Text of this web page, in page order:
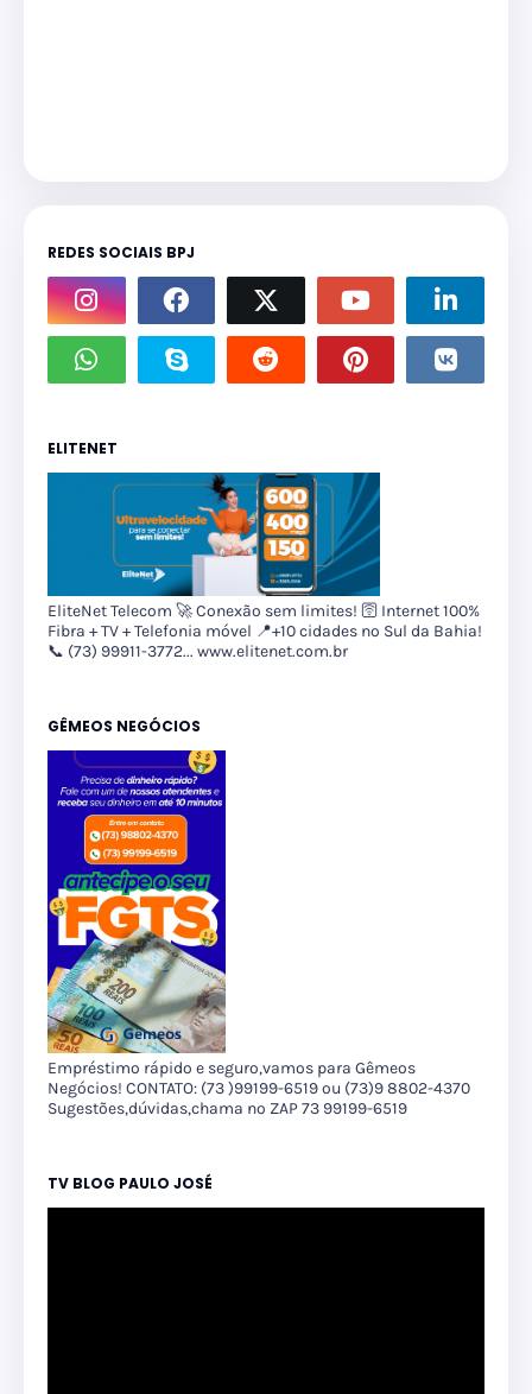
REDES SOCIAIS BPJ
ELITENET
EliteNet Telecom 🚀 Conexão sem limites! 🛜 Internet 100%
Fibra + TV + Telefonia móvel 📍+10 cidades no Sul da Bahia!
📞 (73) 99911-3772... www.elitenet.com.br
GÊMEOS NEGÓCIOS
Empréstimo rápido e seguro,vamos para Gêmeos
Negócios! CONTATO: (73 )99199-6519 ou (73)9 8802-4370
Sugestões,dúvidas,chama no ZAP 73 99199-6519
TV BLOG PAULO JOSÉ